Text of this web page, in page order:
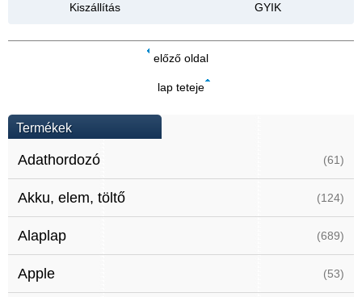
Kiszállítás GYIK
Termékek
Adathordozó (61)
Akku, elem, töltő (124)
Alaplap (689)
Apple (53)
előző oldal
lap teteje